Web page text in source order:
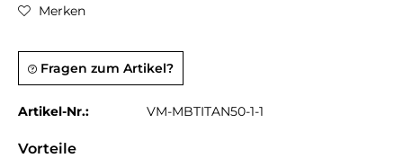
Merken
Fragen zum Artikel?
Artikel-Nr.: VM-MBTITAN50-1-1
Vorteile